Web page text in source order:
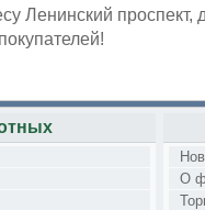
Ленинский проспект,
О